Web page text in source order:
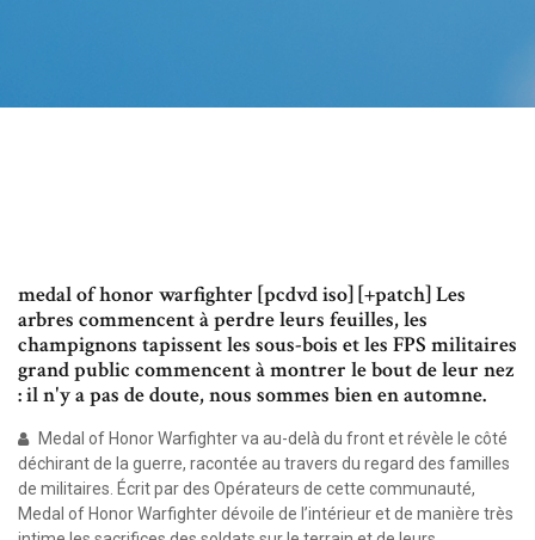
medal of honor warfighter [pcdvd iso] [+patch] Les
arbres commencent à perdre leurs feuilles, les
champignons tapissent les sous-bois et les FPS militaires
grand public commencent à montrer le bout de leur nez
: il n'y a pas de doute, nous sommes bien en automne.
Medal of Honor Warfighter va au-delà du front et révèle le côté
déchirant de la guerre, racontée au travers du regard des familles
de militaires. Écrit par des Opérateurs de cette communauté,
Medal of Honor Warfighter dévoile de l’intérieur et de manière très